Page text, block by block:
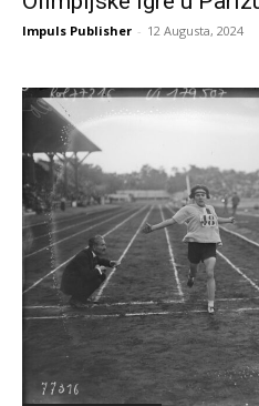
Impuls Publisher - 12 Augusta, 2024